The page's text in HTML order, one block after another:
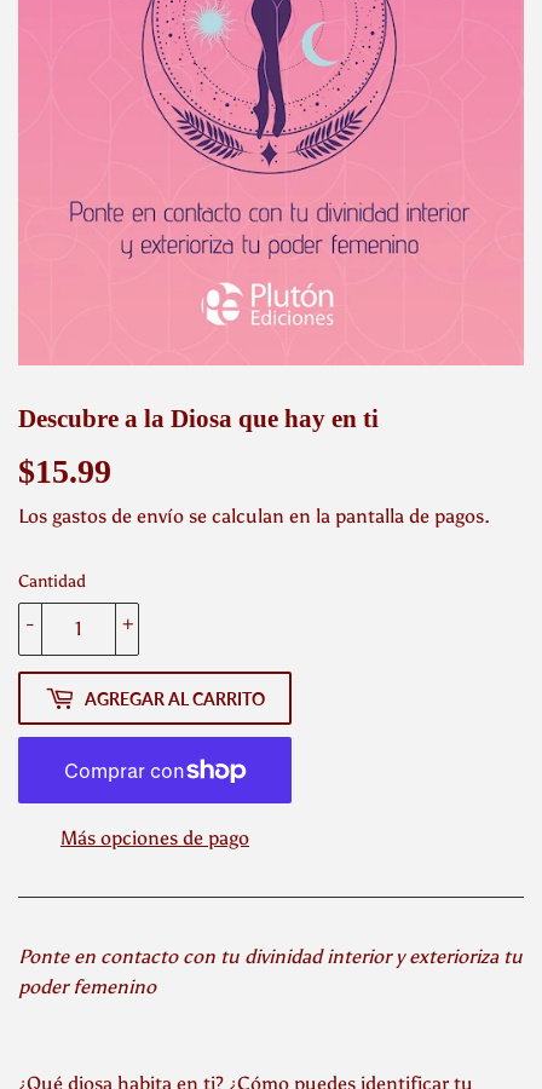
Descubre a la Diosa que hay en ti
$15.99
Los gastos de envío se calculan en la pantalla de pagos.
Cantidad
+
-
AGREGAR AL CARRITO
Más opciones de pago
Ponte en contacto con tu divinidad interior y exterioriza tu
poder femenino
¿Qué diosa habita en ti? ¿Cómo puedes identificar tu